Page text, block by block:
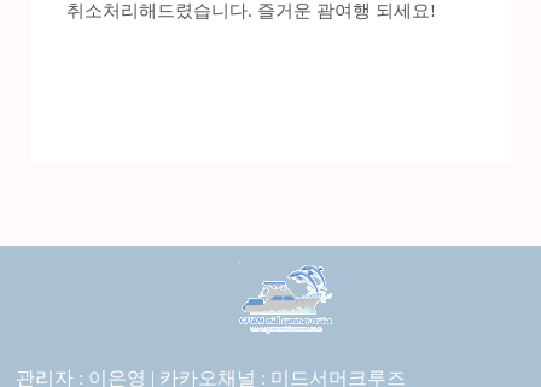
취소처리해드렸습니다. 즐거운 괌여행 되세요!
관리자 : 이은영 | 카카오채널 : 미드서머크루즈